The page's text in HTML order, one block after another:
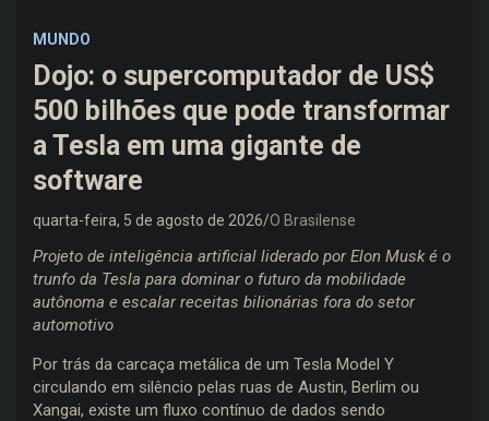
MUNDO
Dojo: o supercomputador de US$
500 bilhões que pode transformar
a Tesla em uma gigante de
software
quarta-feira, 5 de agosto de 2026 O Brasilense
Projeto de inteligência artificial liderado por Elon Musk é o
trunfo da Tesla para dominar o futuro da mobilidade
autônoma e escalar receitas bilionárias fora do setor
automotivo
Por trás da carcaça metálica de um Tesla Model Y
circulando em silêncio pelas ruas de Austin, Berlim ou
Xangai, existe um fluxo contínuo de dados sendo